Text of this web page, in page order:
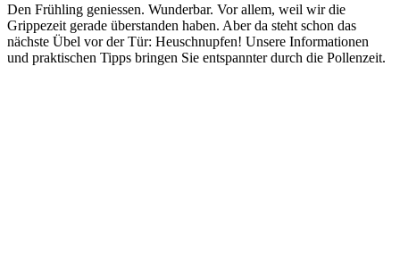
Den Frühling geniessen. Wunderbar. Vor allem, weil wir die
Grippezeit gerade überstanden haben. Aber da steht schon das
nächste Übel vor der Tür: Heuschnupfen! Unsere Informationen
und praktischen Tipps bringen Sie entspannter durch die Pollenzeit.